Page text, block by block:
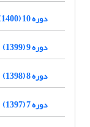
دوره 10 (1400)
دوره 9 (1399)
دوره 8 (1398)
دوره 7 (1397)